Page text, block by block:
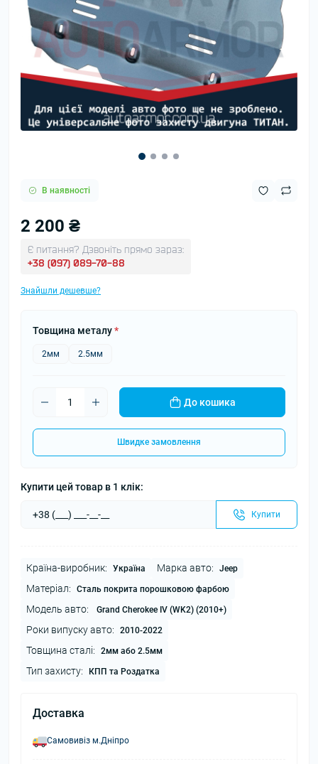
В наявності
2 200 ₴
Є питання? Дзвоніть прямо зараз:
+38 (097) 089-70-88
Знайшли дешевше?
Товщина металу*
2мм 2.5мм
До кошика
Швидке замовлення
Купити цей товар в 1 клік:
Купити
Країна-виробник: Україна Марка авто: Jeep
Матеріал: Сталь покрита порошковою фарбою
Модель авто: Grand Cherokee IV (WK2) (2010+)
Роки випуску авто: 2010-2022
Товщина сталі: 2мм або 2.5мм
Тип захисту: КПП та Роздатка
Доставка
Самовивіз м.Дніпро